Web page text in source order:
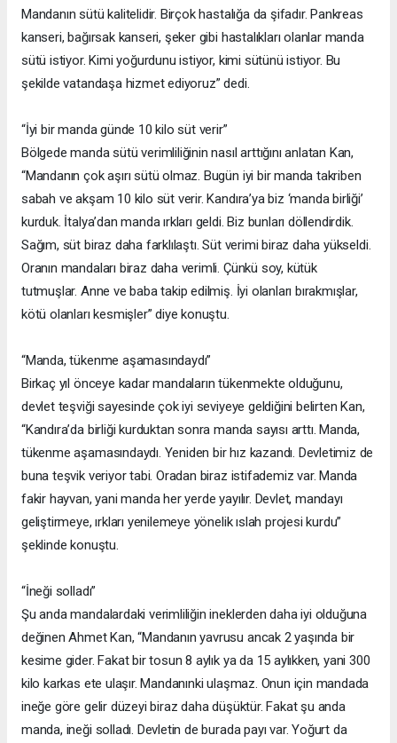
Mandanın sütü kalitelidir. Birçok hastalığa da şifadır. Pankreas
kanseri, bağırsak kanseri, şeker gibi hastalıkları olanlar manda
sütü istiyor. Kimi yoğurdunu istiyor, kimi sütünü istiyor. Bu
şekilde vatandaşa hizmet ediyoruz” dedi.
“İyi bir manda günde 10 kilo süt verir”
Bölgede manda sütü verimliliğinin nasıl arttığını anlatan Kan,
“Mandanın çok aşırı sütü olmaz. Bugün iyi bir manda takriben
sabah ve akşam 10 kilo süt verir. Kandıra’ya biz ‘manda birliği’
kurduk. İtalya’dan manda ırkları geldi. Biz bunları döllendirdik.
Sağım, süt biraz daha farklılaştı. Süt verimi biraz daha yükseldi.
Oranın mandaları biraz daha verimli. Çünkü soy, kütük
tutmuşlar. Anne ve baba takip edilmiş. İyi olanları bırakmışlar,
kötü olanları kesmişler” diye konuştu.
“Manda, tükenme aşamasındaydı”
Birkaç yıl önceye kadar mandaların tükenmekte olduğunu,
devlet teşviği sayesinde çok iyi seviyeye geldiğini belirten Kan,
“Kandıra’da birliği kurduktan sonra manda sayısı arttı. Manda,
tükenme aşamasındaydı. Yeniden bir hız kazandı. Devletimiz de
buna teşvik veriyor tabi. Oradan biraz istifademiz var. Manda
fakir hayvan, yani manda her yerde yayılır. Devlet, mandayı
geliştirmeye, ırkları yenilemeye yönelik ıslah projesi kurdu”
şeklinde konuştu.
“İneği solladı”
Şu anda mandalardaki verimliliğin ineklerden daha iyi olduğuna
değinen Ahmet Kan, “Mandanın yavrusu ancak 2 yaşında bir
kesime gider. Fakat bir tosun 8 aylık ya da 15 aylıkken, yani 300
kilo karkas ete ulaşır. Mandanınki ulaşmaz. Onun için mandada
ineğe göre gelir düzeyi biraz daha düşüktür. Fakat şu anda
manda, ineği solladı. Devletin de burada payı var. Yoğurt da